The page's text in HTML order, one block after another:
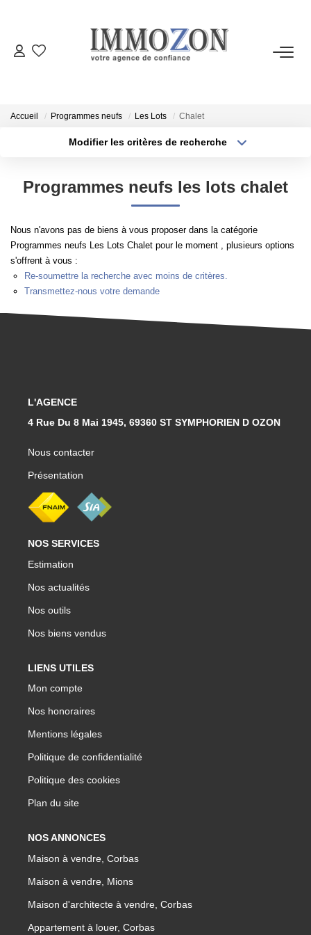
LOUER
ESTIMER
PROGRAMMES NEUFS
NOTRE AGENCE
CONTACT
Accueil Programmes neufs Les Lots Chalet
Modifier les critères de recherche
Sélectionnez...
Type de bien
Budget max Plus de critères
Programmes neufs les lots chalet
Nous n'avons pas de biens à vous proposer dans la catégorie
Programmes neufs Les Lots Chalet pour le moment , plusieurs options
s'offrent à vous :
Re-soumettre la recherche avec moins de critères.
Transmettez-nous votre demande
L'AGENCE
4 Rue Du 8 Mai 1945, 69360 ST SYMPHORIEN D OZON
Nous contacter
Présentation
NOS SERVICES
Estimation
Nos actualités
Nos outils
Nos biens vendus
LIENS UTILES
Mon compte
Nos honoraires
Mentions légales
Politique de confidentialité
Politique des cookies
Plan du site
NOS ANNONCES
Maison à vendre, Corbas
Maison à vendre, Mions
Maison d'architecte à vendre, Corbas
Appartement à louer, Corbas